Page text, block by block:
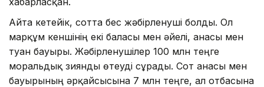
Айта кетейік, сотта бес жәбірленуші болды. Ол
марқұм кеншінің екі баласы мен әйелі, анасы мен
туған бауыры. Жәбірленушілер 100 млн теңге
моральдық зиянды өтеуді сұрады. Сот анасы мен
бауырының әрқайсысына 7 млн теңге, ал отбасына